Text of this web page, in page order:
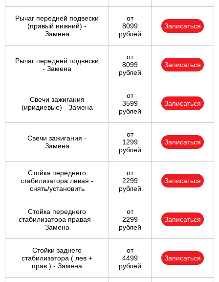
Рычаг передней подвески
(правый нижний) -
Замена
от
8099
рублей
Записаться
Рычаг передней подвески
- Замена
от
8099
рублей
Записаться
Свечи зажигания
(иридиевые) - Замена
от
3599
рублей
Записаться
Свечи зажигания -
Замена
от
1299
рублей
Записаться
Стойка переднего
стабилизатора левая -
снять/установить
от
2299
рублей
Записаться
Стойка переднего
стабилизатора правая -
Замена
от
2299
рублей
Записаться
Стойки заднего
стабилизатора ( лев +
прав ) - Замена
от
4499
рублей
Записаться